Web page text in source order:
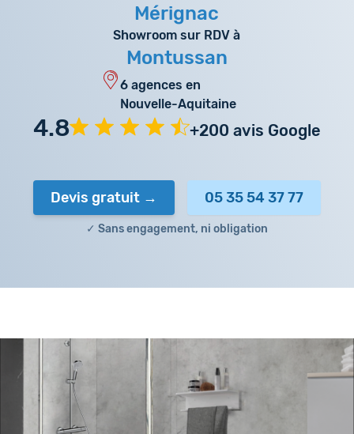
Mérignac
Showroom sur RDV à
Montussan
6 agences en
Nouvelle-Aquitaine
4.8 +200 avis Google
Devis gratuit 05 35 54 37 77
✓ Sans engagement, ni obligation